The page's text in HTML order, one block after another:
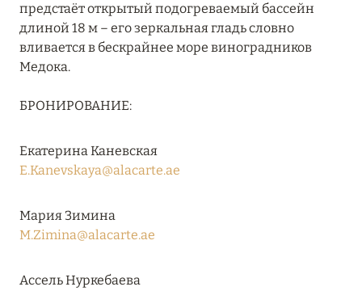
27 сентября 2024
HÔTEL BARRIÈRE LES NEIGES
Подробнее
HÔTEL BARRIÈRE LES NEIGES
RIXOS PREMIUM SAADIYAT ISLAND ABU DHABI:
предстаёт открытый подогреваемый бассейн
длиной 18 м – его зеркальная гладь словно
вливается в бескрайнее море виноградников
Медока.
БРОНИРОВАНИЕ:
Екатерина Каневская
E.Kanevskaya@alacarte.ae
Мария Зимина
M.Zimina@alacarte.ae
Ассель Нуркебаева